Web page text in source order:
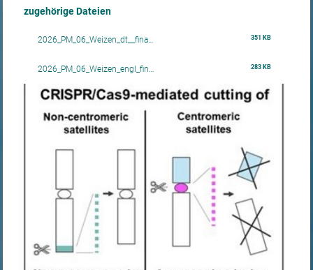
zugehörige Dateien
2026_PM_06_Weizen_dt__fina… 351 KB
2026_PM_06_Weizen_engl_fin… 283 KB